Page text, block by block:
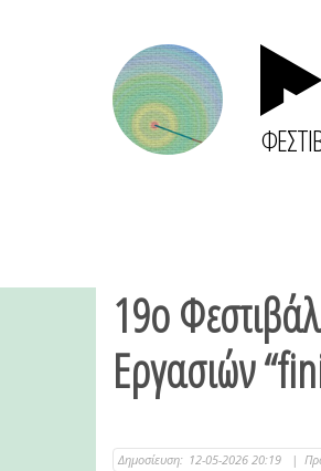
19ο
Εργασιών
Δημοσίευση: 12-05-2026 20:19 |